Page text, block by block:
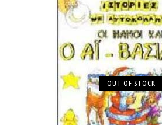
OUT OF STOCK